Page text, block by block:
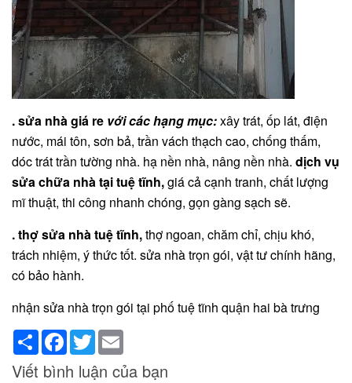
. sửa nhà giá re với các hạng mục:xây trát, ốp lát, điện
nước, mái tôn, sơn bả, trần vách thạch cao, chống thấm,
dóc trát trần tường nhà. hạ nền nhà, nâng nền nhà. dịch vụ
sửa chữa nhà tại tuệ tĩnh,giá cả cạnh tranh, chất lượng
mĩ thuật, thi công nhanh chóng, gọn gàng sạch sẽ.
. thợ sửa nhà tuệ tĩnh,thợ ngoan, chăm chỉ, chịu khó,
trách nhiệm, ý thức tốt. sửa nhà trọn gói, vật tư chính hãng,
có bảo hành.
nhận sửa nhà trọn gói tại phố tuệ tĩnh quận hai bà trưng
ShareFacebook
Twitter
Viết bình luận của bạn